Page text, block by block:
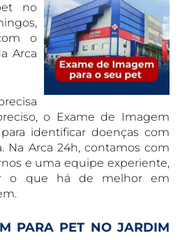
no
o
Arca
o Exame de Imagem
identificar doenças com
Na Arca 24h, contamos com
e uma equipe experiente,
o que há de melhor em
PARA PET NO JARDIM